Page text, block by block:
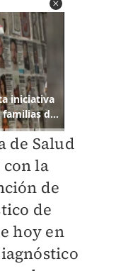
de Salud
la
de
de
hoy en